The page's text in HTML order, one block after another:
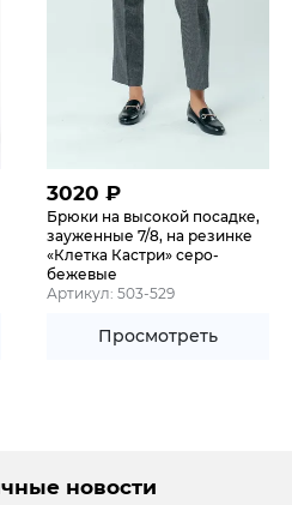
3020 ₽
Брюки на высокой посадке,
зауженные 7/8, на резинке
«Клетка Кастри» серо-
бежевые
Артикул: 503-529
Просмотреть
новости